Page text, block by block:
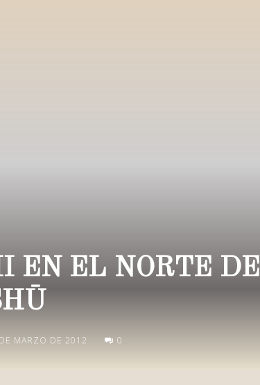
EN EL NORTE DE
MARZO DE 2012 0